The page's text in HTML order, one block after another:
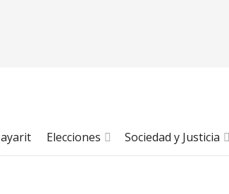
Elecciones Sociedad y Justicia